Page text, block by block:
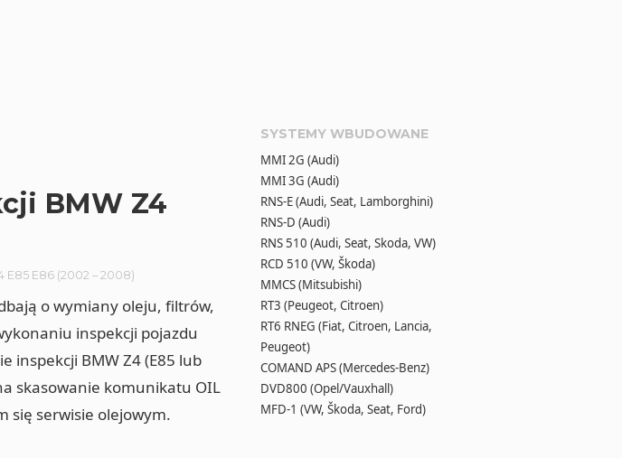
BMW Z4
E85 E86 (2002 – 2008)
o wymiany oleju, filtrów,
inspekcji pojazdu
inspekcji BMW Z4 (E85 lub
skasowanie komunikatu OIL
się serwisie olejowym.
SYSTEMY WBUDOWANE
MMI 2G (Audi)
MMI 3G (Audi)
RNS-E (Audi, Seat, Lamborghini)
RNS-D (Audi)
RNS 510 (Audi, Seat, Skoda, VW)
RCD 510 (VW, Škoda)
MMCS (Mitsubishi)
RT3 (Peugeot, Citroen)
RT6 RNEG (Fiat, Citroen, Lancia,
Peugeot)
COMAND APS (Mercedes-Benz)
DVD800 (Opel/Vauxhall)
MFD-1 (VW, Škoda, Seat, Ford)